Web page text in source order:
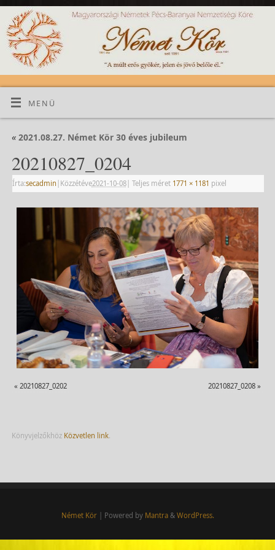
MENÜ
«2021.08.27. Német Kör 30 éves jubileum
20210827_0204
Írta:secadmin | Közzétéve2021-10-08| Teljes méret 1771 × 1181 pixel
« 20210827_0202 20210827_0208 »
Könyvjelzőkhöz Közvetlen link.
Német Kör| Powered by Mantra& WordPress.